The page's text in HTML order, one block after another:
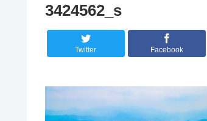
3424562_s
Twitter Facebook